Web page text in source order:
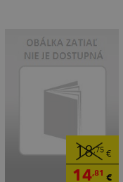
18,75€
14,81 €